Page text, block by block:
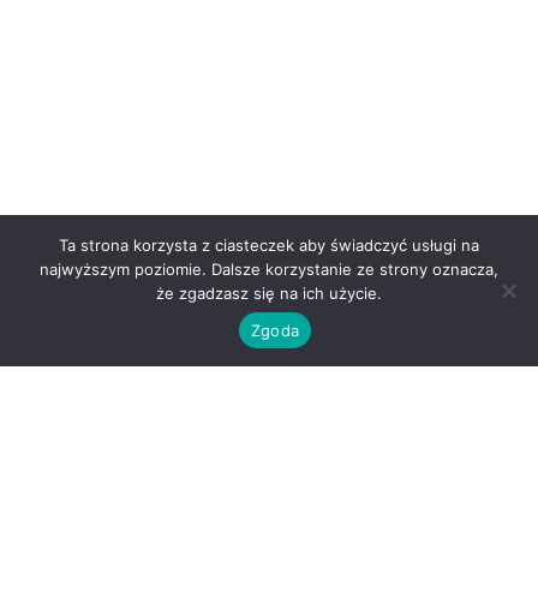
Ta strona korzysta z ciasteczek aby świadczyć usługi na
najwyższym poziomie. Dalsze korzystanie ze strony oznacza,
że zgadzasz się na ich użycie.
Zgoda